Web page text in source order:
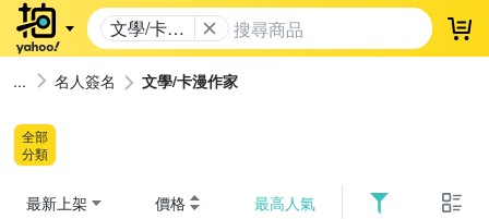
文學/卡漫
作家
登
名人簽名 文學/卡漫作家
全部
分類
最新上架 價格 最高人氣